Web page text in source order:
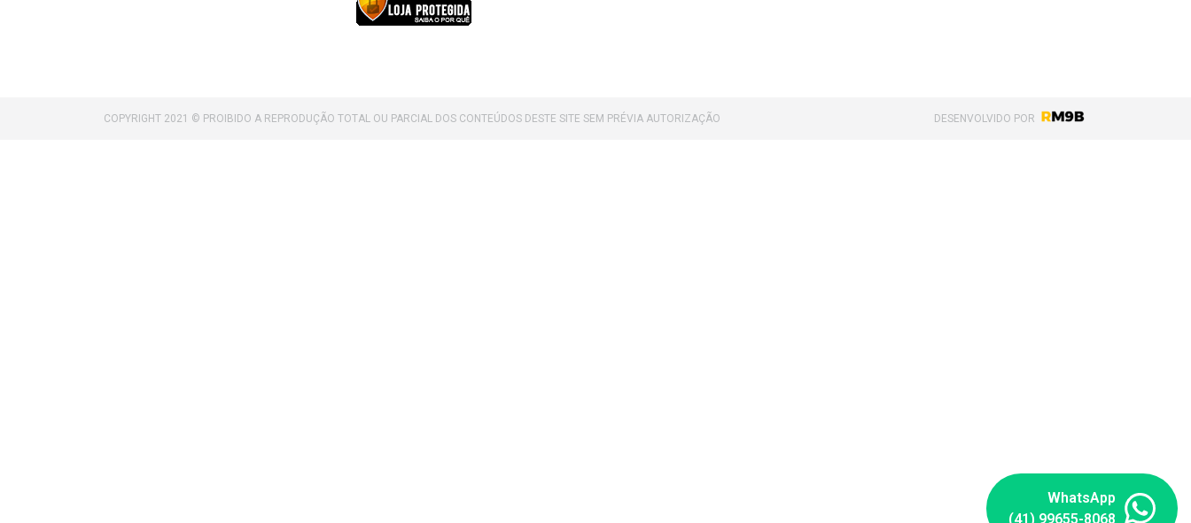
COPYRIGHT 2021 © PROIBIDO A REPRODUÇÃO TOTAL OU PARCIAL DOS CONTEÚDOS DESTE SITE SEM PRÉVIA AUTORIZAÇÃO DESENVOLVIDO POR
WhatsApp
(41) 99655-8068